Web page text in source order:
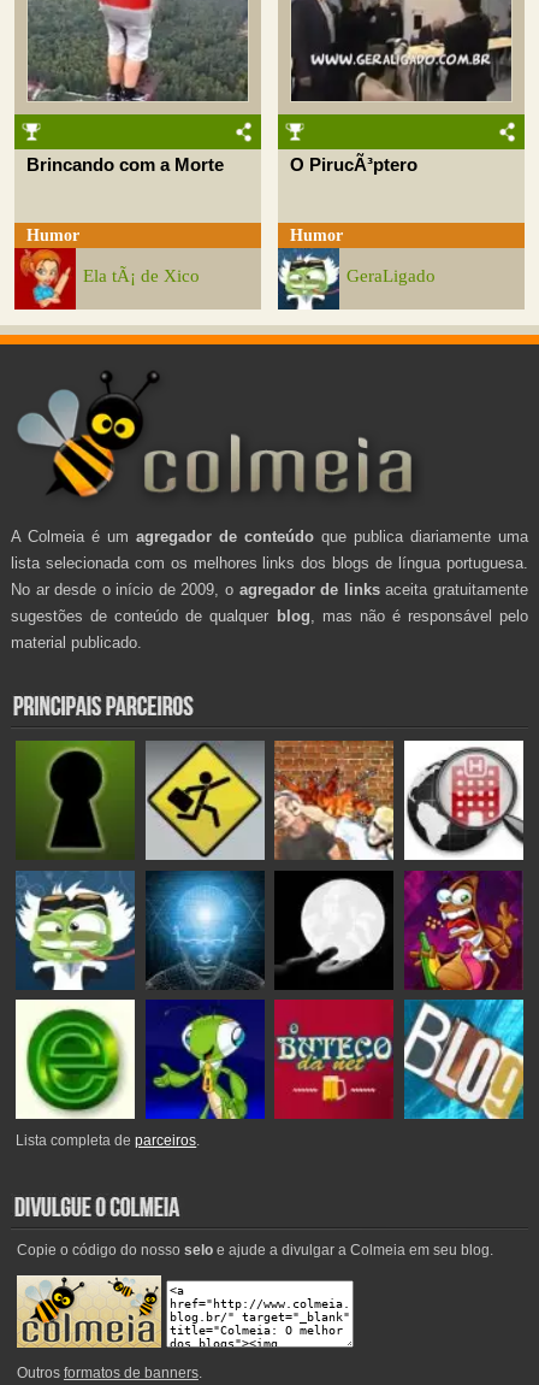
Brincando com a Morte
Humor
Ela tÃ¡ de Xico
O PirucÃ³ptero
Humor
GeraLigado
A Colmeia é um agregador de conteúdo que publica diariamente uma
lista selecionada com os melhores links dos blogs de língua portuguesa.
No ar desde o início de 2009, o agregador de linksaceita gratuitamente
sugestões de conteúdo de qualquer blog , mas não é responsável pelo
material publicado.
Lista completa deparceiros.
Copie o código do nosso seloe ajude a divulgar a Colmeia em seu blog.
Outros formatos de banners.